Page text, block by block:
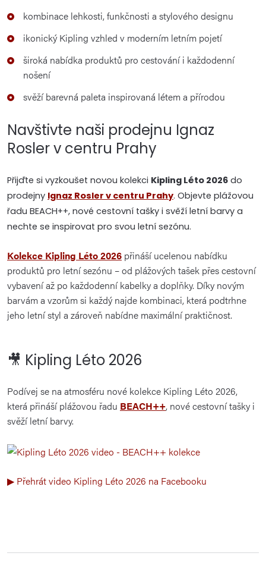
kombinace lehkosti, funkčnosti a stylového designu
ikonický Kipling vzhled v moderním letním pojetí
široká nabídka produktů pro cestování i každodenní
nošení
svěží barevná paleta inspirovaná létem a přírodou
Navštivte naši prodejnu Ignaz
Rosler v centru Prahy
Přijďte si vyzkoušet novou kolekci Kipling Léto 2026 do
prodejny Ignaz Rosler v centru Prahy. Objevte plážovou
řadu BEACH++, nové cestovní tašky i svěží letní barvy a
nechte se inspirovat pro svou letní sezónu.
Kolekce Kipling Léto 2026 přináší ucelenou nabídku
produktů pro letní sezónu – od plážových tašek přes cestovní
vybavení až po každodenní kabelky a doplňky. Díky novým
barvám a vzorům si každý najde kombinaci, která podtrhne
jeho letní styl a zároveň nabídne maximální praktičnost.
🎥 Kipling Léto 2026
Podívej se na atmosféru nové kolekce Kipling Léto 2026,
která přináší plážovou řadu BEACH++, nové cestovní tašky i
svěží letní barvy.
▶ Přehrát video Kipling Léto 2026 na Facebooku